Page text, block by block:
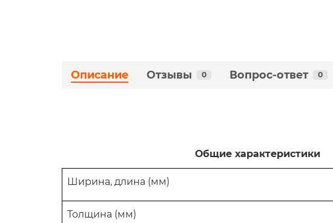
Описание Отзывы 0 Вопрос-ответ 0
Общие характеристики
Ширина, длина (мм)
Толщина (мм)